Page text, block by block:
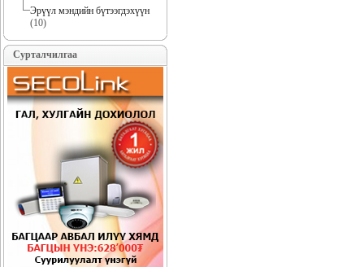
Эрүүл мэндийн бүтээгдэхүүн
(10)
Сурталчилгаа